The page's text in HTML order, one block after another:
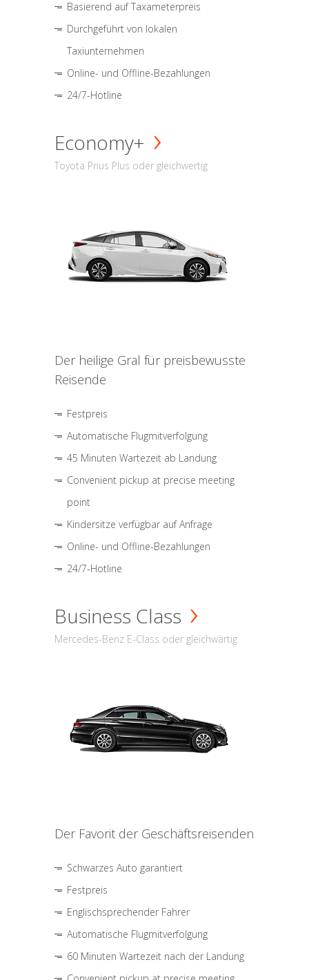
Basierend auf Taxameterpreis
Durchgeführt von lokalen
Taxiunternehmen
Online- und Offline-Bezahlungen
24/7-Hotline
Economy+
Toyota Prius Plus oder gleichwertig
Der heilige Gral für preisbewusste
Reisende
Festpreis
Automatische Flugmitverfolgung
45 Minuten Wartezeit ab Landung
Convenient pickup at precise meeting
point
Kindersitze verfügbar auf Anfrage
Online- und Offline-Bezahlungen
24/7-Hotline
Business Class
Mercedes-Benz E-Class oder gleichwärtig
Der Favorit der Geschäftsreisenden
Schwarzes Auto garantiert
Festpreis
Englischsprechender Fahrer
Automatische Flugmitverfolgung
60 Minuten Wartezeit nach der Landung